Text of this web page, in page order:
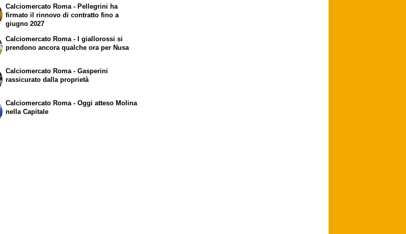
Calciomercato Roma - Pellegrini ha
firmato il rinnovo di contratto fino a
giugno 2027
Calciomercato Roma - I giallorossi si
prendono ancora qualche ora per Nusa
Calciomercato Roma - Gasperini
rassicurato dalla proprietà
Calciomercato Roma - Oggi atteso Molina
nella Capitale